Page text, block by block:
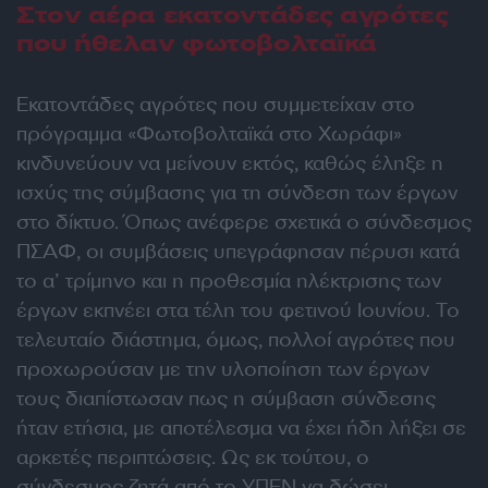
Στον αέρα εκατοντάδες αγρότες
που ήθελαν φωτοβολταϊκά
Εκατοντάδες αγρότες που συμμετείχαν στο
πρόγραμμα «Φωτοβολταϊκά στο Χωράφι»
κινδυνεύουν να μείνουν εκτός, καθώς έληξε η
ισχύς της σύμβασης για τη σύνδεση των έργων
στο δίκτυο. Όπως ανέφερε σχετικά ο σύνδεσμος
ΠΣΑΦ, οι συμβάσεις υπεγράφησαν πέρυσι κατά
το α’ τρίμηνο και η προθεσμία ηλέκτρισης των
έργων εκπνέει στα τέλη του φετινού Ιουνίου. Το
τελευταίο διάστημα, όμως, πολλοί αγρότες που
προχωρούσαν με την υλοποίηση των έργων
τους διαπίστωσαν πως η σύμβαση σύνδεσης
ήταν ετήσια, με αποτέλεσμα να έχει ήδη λήξει σε
αρκετές περιπτώσεις. Ως εκ τούτου, ο